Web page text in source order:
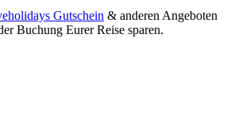
Gutschein & anderen Angeboten
Buchung Eurer Reise sparen.